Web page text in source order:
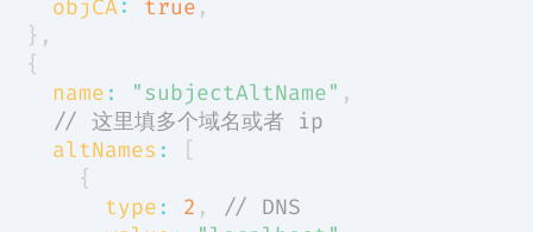
objCA: true ,
} ,
{
name : "subjectAltName" ,
// 这里填多个域名或者 ip
altNames :
[
{
type : 2 ,
// DNS